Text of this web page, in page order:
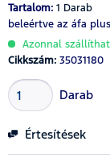
Tartalom: 1 Darab
beleértve az áfa
Azonnal
Cikkszám: 35031180
Darab
Értesítések